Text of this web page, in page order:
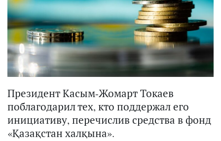
Президент Касым-Жомарт Токаев
поблагодарил тех, кто поддержал его
инициативу, перечислив средства в фонд
«Қазақстан халқына».